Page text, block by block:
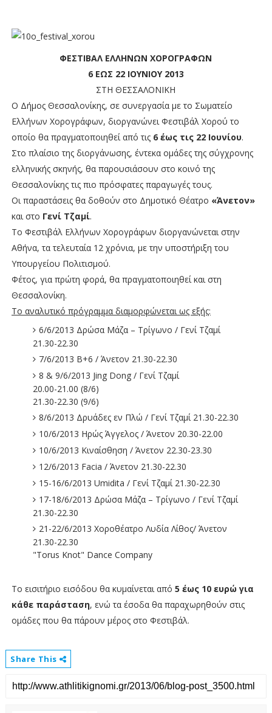
ΦΕΣΤΙΒΑΛ ΕΛΛΗΝΩΝ ΧΟΡΟΓΡΑΦΩΝ
6 ΕΩΣ 22 ΙΟΥΝΙΟΥ 2013
ΣΤΗ ΘΕΣΣΑΛΟΝΙΚΗ
Ο Δήμος Θεσσαλονίκης, σε συνεργασία με το Σωματείο
Ελλήνων Χορογράφων, διοργανώνει Φεστιβάλ Χορού το
οποίο θα πραγματοποιηθεί από τις 6 έως τις 22 Ιουνίου.
Στο πλαίσιο της διοργάνωσης, έντεκα ομάδες της σύγχρονης
ελληνικής σκηνής, θα παρουσιάσουν στο κοινό της
Θεσσαλονίκης τις πιο πρόσφατες παραγωγές τους.
Οι παραστάσεις θα δοθούν στο Δημοτικό Θέατρο «Άνετον»
και στο Γενί Τζαμί.
Το Φεστιβάλ Ελλήνων Χορογράφων διοργανώνεται στην
Αθήνα, τα τελευταία 12 χρόνια, με την υποστήριξη του
Υπουργείου Πολιτισμού.
Φέτος, για πρώτη φορά, θα πραγματοποιηθεί και στη
Θεσσαλονίκη.
Το αναλυτικό πρόγραμμα διαμορφώνεται ως εξής:
6/6/2013 Δρώσα Μάζα – Τρίγωνο / Γενί Τζαμί
21.30-22.30
7/6/2013 Β+6 / Άνετον 21.30-22.30
8 & 9/6/2013 Jing Dong / Γενί Τζαμί
20.00-21.00 (8/6)
21.30-22.30 (9/6)
8/6/2013 Δρυάδες εν Πλώ / Γενί Τζαμί 21.30-22.30
10/6/2013 Ηρώς Άγγελος / Άνετον 20.30-22.00
10/6/2013 Κιναίσθηση / Άνετον 22.30-23.30
12/6/2013 Facia / Άνετον 21.30-22.30
15-16/6/2013 Umidita / Γενί Τζαμί 21.30-22.30
17-18/6/2013 Δρώσα Μάζα – Τρίγωνο / Γενί Τζαμί
21.30-22.30
21-22/6/2013 Χοροθέατρο Λυδία Λίθος/ Άνετον
21.30-22.30
"Torus Knot" Dance Company
Το εισιτήριο εισόδου θα κυμαίνεται από 5 έως 10 ευρώ για
κάθε παράσταση, ενώ τα έσοδα θα παραχωρηθούν στις
ομάδες που θα πάρουν μέρος στο Φεστιβάλ.
Share This